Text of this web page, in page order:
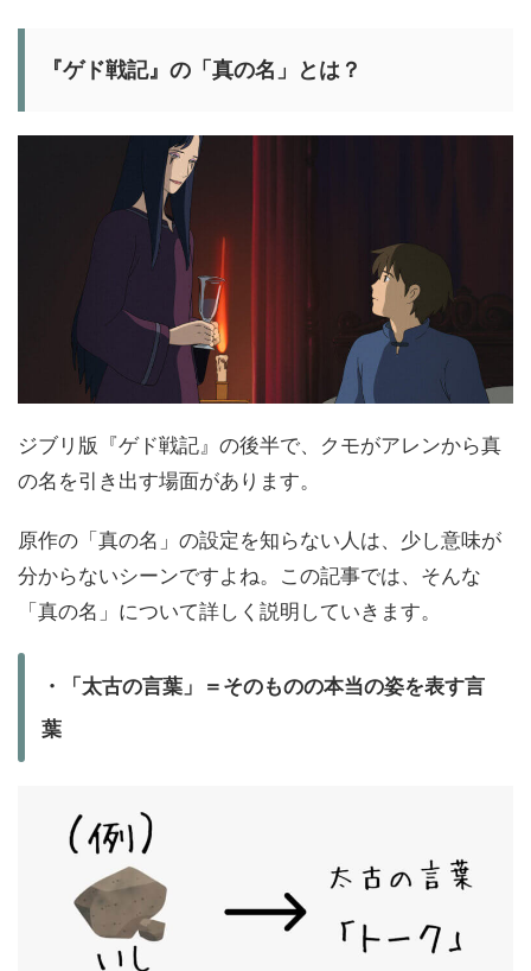
『ゲド戦記』の「真の名」とは？
ジブリ版『ゲド戦記』の後半で、クモがアレンから真
の名を引き出す場面があります。
原作の「真の名」の設定を知らない人は、少し意味が
分からないシーンですよね。この記事では、そんな
「真の名」について詳しく説明していきます。
・「太古の言葉」＝そのものの本当の姿を表す言
葉